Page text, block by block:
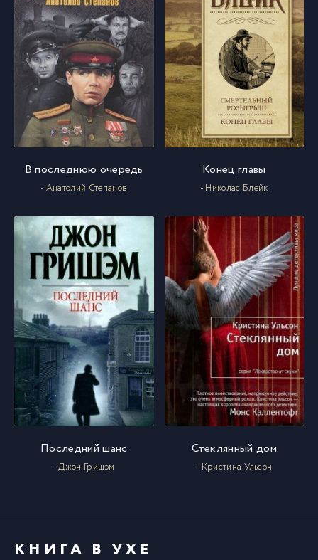
В последнюю очередь
- Анатолий Степанов
Конец главы
- Николас Блейк
Последний шанс
- Джон Гришэм
Стеклянный дом
- Кристина Ульсон
КНИГА В УХЕ